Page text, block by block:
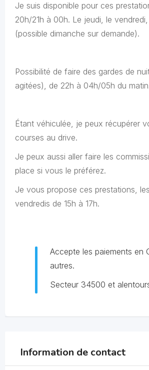
Je suis disponible pour ces
20h/21h à 00h. Le jeudi, le
(possible dimanche sur demande).
Possibilité de faire des gardes de
agitées), de 22h à 04h/05h du
Étant véhiculée, je peux récupérer
courses au drive.
Je peux aussi aller faire les
place si vous le préférez.
Je vous propose ces prestations,
vendredis de 15h à 17h.
Accepte les paiements en
autres.
Secteur 34500 et
Information de contact